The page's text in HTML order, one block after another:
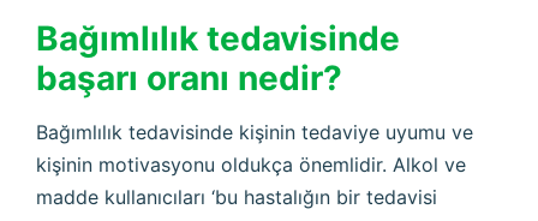
Bağımlılık tedavisinde
başarı oranı nedir?
Bağımlılık tedavisinde kişinin tedaviye uyumu ve
kişinin motivasyonu oldukça önemlidir. Alkol ve
madde kullanıcıları ‘bu hastalığın bir tedavisi